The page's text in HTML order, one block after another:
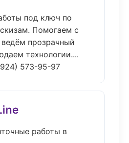
под ключ по
Помогаем с
прозрачный
технологии....
573-95-97
работы в